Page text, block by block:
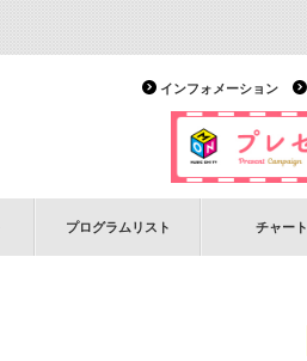
インフォメーション
プログラムリスト チャート